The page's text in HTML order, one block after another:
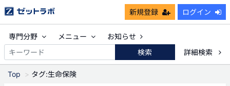
新規登録 ログイン
専門分野 メニュー
お知らせ
検索
詳細検索
Top タグ:生命保険